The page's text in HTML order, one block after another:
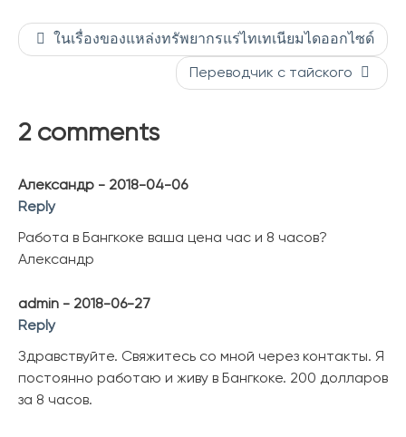
ในเรื่องของแหล่งทรัพยากรแร่ไทเทเนียมไดออกไซด์
Переводчик с тайского
2 comments
Александр - 2018-04-06
Reply
Работа в Бангкоке ваша цена час и 8 часов?
Александр
admin - 2018-06-27
Reply
Здравствуйте. Свяжитесь со мной через контакты. Я
постоянно работаю и живу в Бангкоке. 200 долларов
за 8 часов.